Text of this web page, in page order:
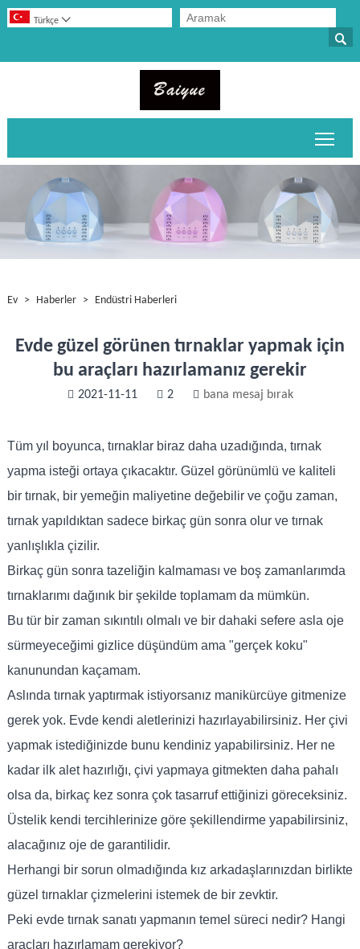

Türkçe 
Ev > Haberler > Endüstri Haberleri
Evde güzel görünen tırnaklar yapmak için
bu araçları hazırlamanız gerekir
2021-11-11 2 bana mesaj bırak
Tüm yıl boyunca, tırnaklar biraz daha uzadığında, tırnak
yapma isteği ortaya çıkacaktır. Güzel görünümlü ve kaliteli
bir tırnak, bir yemeğin maliyetine değebilir ve çoğu zaman,
tırnak yapıldıktan sadece birkaç gün sonra olur ve tırnak
yanlışlıkla çizilir.
Birkaç gün sonra tazeliğin kalmaması ve boş zamanlarımda
tırnaklarımı dağınık bir şekilde toplamam da mümkün.
Bu tür bir zaman sıkıntılı olmalı ve bir dahaki sefere asla oje
sürmeyeceğimi gizlice düşündüm ama "gerçek koku"
kanunundan kaçamam.
Aslında tırnak yaptırmak istiyorsanız manikürcüye gitmenize
gerek yok. Evde kendi aletlerinizi hazırlayabilirsiniz. Her çivi
yapmak istediğinizde bunu kendiniz yapabilirsiniz. Her ne
kadar ilk alet hazırlığı, çivi yapmaya gitmekten daha pahalı
olsa da, birkaç kez sonra çok tasarruf ettiğinizi göreceksiniz.
Üstelik kendi tercihlerinize göre şekillendirme yapabilirsiniz,
alacağınız oje de garantilidir.
Herhangi bir sorun olmadığında kız arkadaşlarınızdan birlikte
güzel tırnaklar çizmelerini istemek de bir zevktir.
Peki evde tırnak sanatı yapmanın temel süreci nedir? Hangi
araçları hazırlamam gerekiyor?